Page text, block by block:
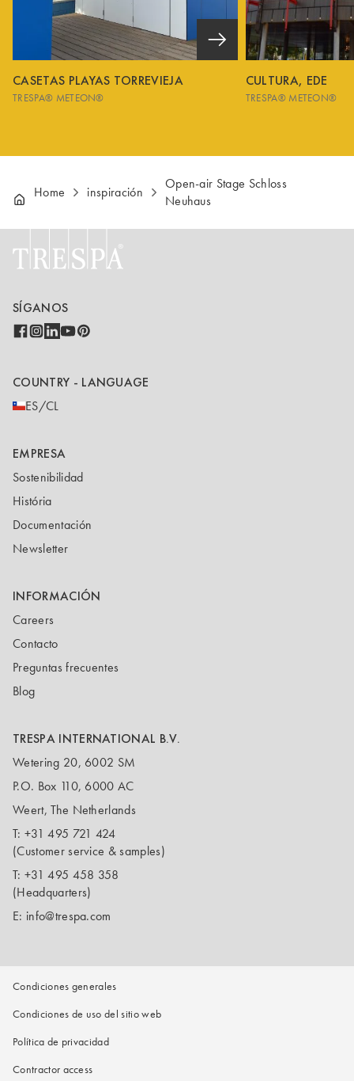
CASETAS PLAYAS TORREVIEJA
TRESPA® METEON®
CULTURA, EDE
TRESPA® METEON®
Home inspiración
Open-air Stage Schloss
Neuhaus
SÍGANOS
COUNTRY - LANGUAGE
ES/CL
EMPRESA
Sostenibilidad
História
Documentación
Newsletter
INFORMACIÓN
Careers
Contacto
Preguntas frecuentes
Blog
TRESPA INTERNATIONAL B.V.
Wetering 20, 6002 SM
P.O. Box 110, 6000 AC
Weert, The Netherlands
T: +31 495 721 424
(Customer service & samples)
T: +31 495 458 358
(Headquarters)
E: info@trespa.com
Condiciones generales
Condiciones de uso del sitio web
Política de privacidad
Contractor access